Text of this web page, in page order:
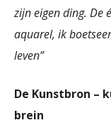
zijn eigen ding. Deé
aquarel, ik
leven”
De Kunstbron –
brein